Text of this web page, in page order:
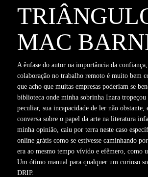
MAC
A ênfase do autor na importância da
colaboração no trabalho remoto é muito bem
que acho que muitas empresas poderiam se
biblioteca onde minha sobrinha Inara
peculiar, sua incapacidade de ler não obstante,
conversa sobre o papel da arte na literatura
minha opinião, caiu por terra neste caso
online grátis como se estivesse caminhando
era ao mesmo tempo vívido e efêmero, como
Um ótimo manual para qualquer um curioso
DRIP.